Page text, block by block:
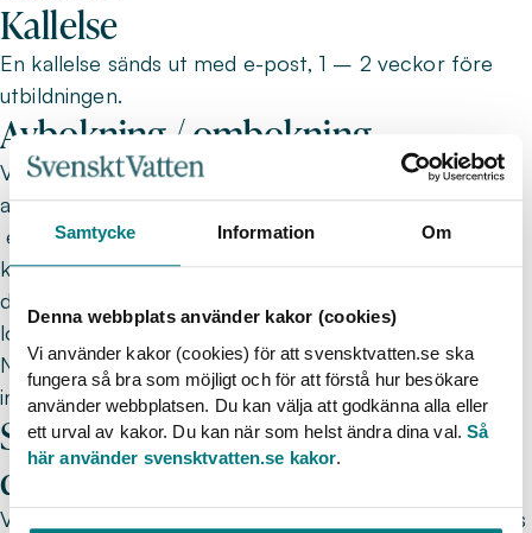
Samtycke Information Om
Denna webbplats använder kakor (cookies)
Vi använder kakor (cookies) för att svensktvatten.se ska
fungera så bra som möjligt och för att förstå hur besökare
använder webbplatsen. Du kan välja att godkänna alla eller
ett urval av kakor. Du kan när som helst ändra dina val.Så
här använder svensktvatten.se kakor.
Kallelse
En kallelse sänds ut med e-post, 1 – 2 veckor före
utbildningen.
Avbokning / ombokning
Vid avbokning 8–14 dagar före (*se särskilda
avbokningsregler för Diplomkurser nedan)
evenemangets start debiteras 50 procent av
kursavgiften, vid avbokning 0–7 dagar före start
debiteras fullt pris. Avbokningskostnad för kost och
logi följer konferensanläggningens avbokningsregler.
Notera att platsen kan överlåtas till annan person
inom samma företag.
Särskilda avbokningsregler för
diplomkurser
Vid avbokning senare än 30 dagar före evenemangets